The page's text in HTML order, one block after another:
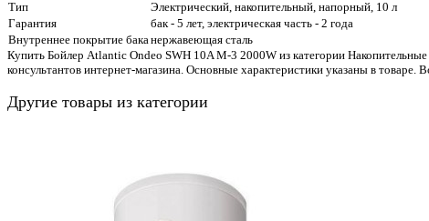
Тип
Электрический, накопительный, напорный, 10 л
Гарантия
бак - 5 лет, электрическая часть - 2 года
Внутреннее покрытие бака нержавеющая сталь
Купить Бойлер Atlantic Ondeo SWH 10A M-3 2000W из категории
консультантов интернет-магазина. Основные характеристики указаны в
Другие товары из категории